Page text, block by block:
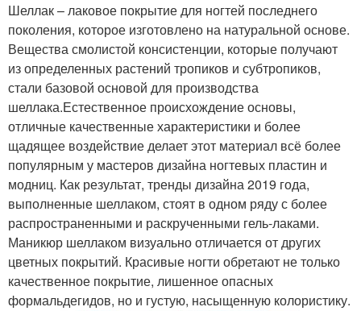
Шеллак – лаковое покрытие для ногтей последнего
поколения, которое изготовлено на натуральной основе.
Вещества смолистой консистенции, которые получают
из определенных растений тропиков и субтропиков,
стали базовой основой для производства
шеллака.Естественное происхождение основы,
отличные качественные характеристики и более
щадящее воздействие делает этот материал всё более
популярным у мастеров дизайна ногтевых пластин и
модниц. Как результат, тренды дизайна 2019 года,
выполненные шеллаком, стоят в одном ряду с более
распространенными и раскрученными гель-лаками.
Маникюр шеллаком визуально отличается от других
цветных покрытий. Красивые ногти обретают не только
качественное покрытие, лишенное опасных
формальдегидов, но и густую, насыщенную колористику.